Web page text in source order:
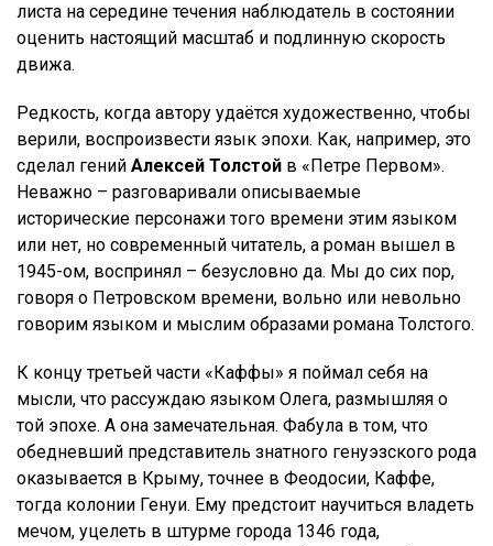
листа на середине течения наблюдатель в состоянии
оценить настоящий масштаб и подлинную скорость
движа.
Редкость, когда автору удаётся художественно, чтобы
верили, воспроизвести язык эпохи. Как, например, это
сделал гений Алексей Толстой в «Петре Первом».
Неважно – разговаривали описываемые
исторические персонажи того времени этим языком
или нет, но современный читатель, а роман вышел в
1945-ом, воспринял – безусловно да. Мы до сих пор,
говоря о Петровском времени, вольно или невольно
говорим языком и мыслим образами романа Толстого.
К концу третьей части «Каффы» я поймал себя на
мысли, что рассуждаю языком Олега, размышляя о
той эпохе. А она замечательная. Фабула в том, что
обедневший представитель знатного генуэзского рода
оказывается в Крыму, точнее в Феодосии, Каффе,
тогда колонии Генуи. Ему предстоит научиться владеть
мечом, уцелеть в штурме города 1346 года,